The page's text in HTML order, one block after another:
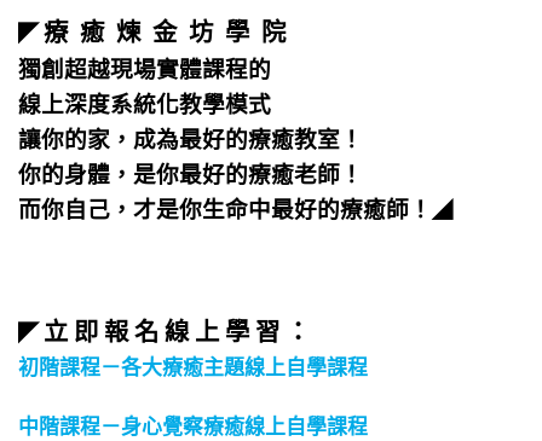
◤療 癒 煉 金 坊 學 院
獨創超越現場實體課程的
線上深度系統化教學模式
讓你的家，成為最好的療癒教室！
你的身體，是你最好的療癒老師！
而你自己，才是你生命中最好的療癒師！ ◢
◤立 即 報 名 線 上 學 習 ：
初階課程－各大療癒主題線上自學課程
中階課程－身心覺察療癒線上自學課程